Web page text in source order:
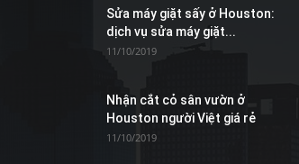
vụ
Marketing
Sửa máy giặt sấy ở Houston:
dịch vụ sửa máy giặt...
11/10/2019
Nhận cắt cỏ sân vườn ở
Houston người Việt giá rẻ
11/10/2019